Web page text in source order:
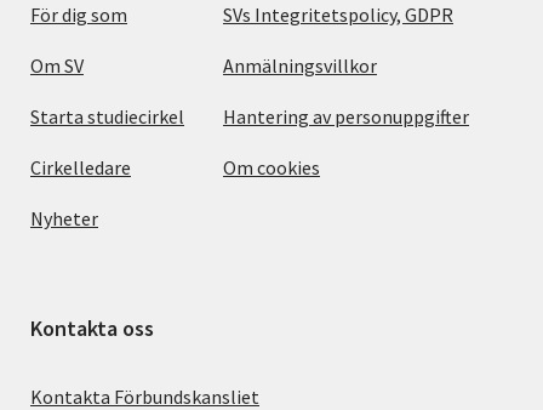
För dig som
Om SV
Starta studiecirkel
Cirkelledare
Nyheter
SVs Integritetspolicy, GDPR
Anmälningsvillkor
Hantering av personuppgifter
Om cookies
Kontakta oss
Kontakta Förbundskansliet